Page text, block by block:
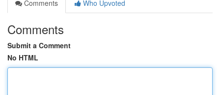
Comments
Who Upvoted
Comments
Submit a Comment
No HTML